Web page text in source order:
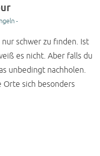
-
schwer zu finden. Ist
es nicht. Aber falls du
unbedingt nachholen.
sich besonders